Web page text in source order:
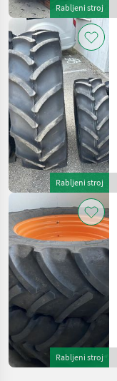
Rabljeni stroj
Rabljeni stroj
Rabljeni stroj